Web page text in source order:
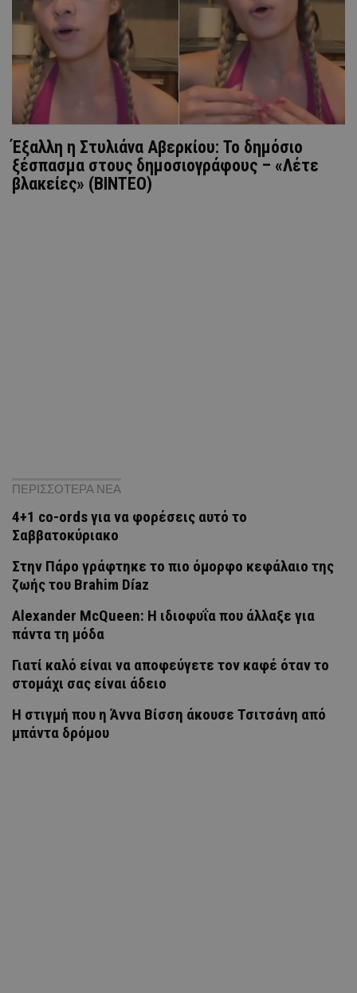
Έξαλλη η Στυλιάνα Αβερκίου: To δημόσιο
ξέσπασμα στους δημοσιογράφους – «Λέτε
βλακείες» (ΒΙΝΤΕΟ)
ΠΕΡΙΣΣΟΤΕΡΑ ΝΕΑ
4+1 co-ords για να φορέσεις αυτό το
Σαββατοκύριακο
Στην Πάρο γράφτηκε το πιο όμορφο κεφάλαιο της
ζωής του Brahim Díaz
Alexander McQueen: Η ιδιοφυΐα που άλλαξε για
πάντα τη μόδα
Γιατί καλό είναι να αποφεύγετε τον καφέ όταν το
στομάχι σας είναι άδειο
H στιγμή που η Άννα Βίσση άκουσε Τσιτσάνη από
μπάντα δρόμου